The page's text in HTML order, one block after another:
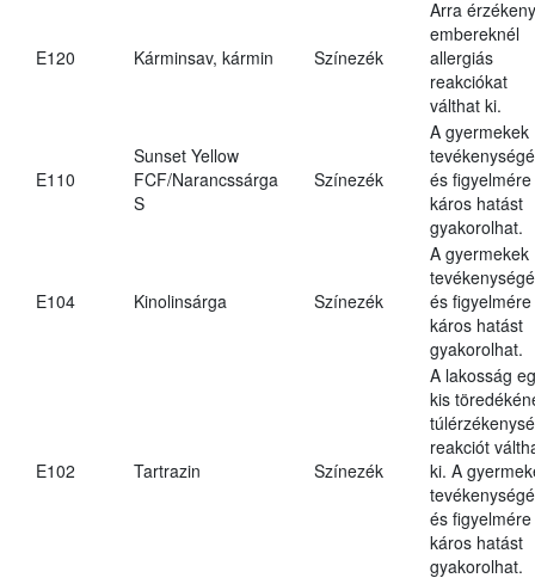
E120 Kárminsav, kármin Színezék
Arra érzékeny
embereknél
allergiás
reakciókat
válthat ki.
E110
Sunset Yellow
FCF/Narancssárga
S
Színezék
A gyermekek
és figyelmére
káros hatást
gyakorolhat.
E104 Kinolinsárga Színezék
A gyermekek
és figyelmére
káros hatást
gyakorolhat.
E102 Tartrazin Színezék
A lakosság
kis
reakciót
ki. A
és figyelmére
káros hatást
gyakorolhat.